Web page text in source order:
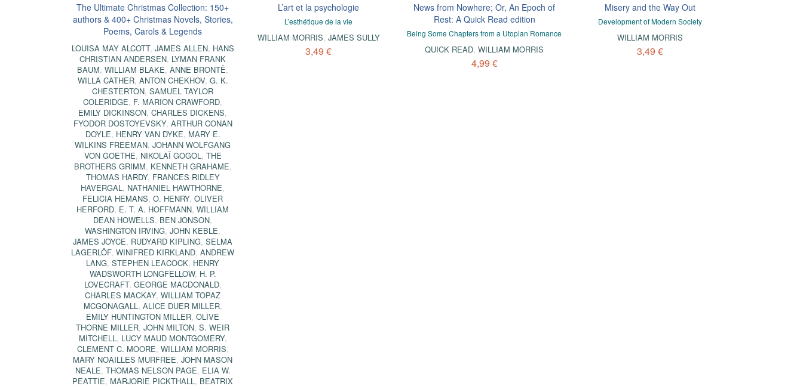
The Ultimate Christmas Collection: 150+
authors & 400+ Christmas Novels, Stories,
Poems, Carols & Legends
LOUISA MAY ALCOTT, JAMES ALLEN, HANS
CHRISTIAN ANDERSEN, LYMAN FRANK
BAUM,WILLIAM BLAKE,ANNE BRONTË,
WILLA CATHER, ANTON CHEKHOV, G. K.
CHESTERTON,SAMUEL TAYLOR
COLERIDGE, F. MARION CRAWFORD,
EMILY DICKINSON,CHARLES DICKENS,
FYODOR DOSTOYEVSKY, ARTHUR CONAN
DOYLE, HENRY VAN DYKE, MARY E.
WILKINS FREEMAN,JOHANN WOLFGANG
VON GOETHE, NIKOLAÏ GOGOL , THE
BROTHERS GRIMM, KENNETH GRAHAME,
THOMAS HARDY, FRANCES RIDLEY
HAVERGAL , NATHANIEL HAWTHORNE,
FELICIA HEMANS,O. HENRY,OLIVER
HERFORD, E. T. A. HOFFMANN,WILLIAM
DEAN HOWELLS, BEN JONSON,
WASHINGTON IRVING,JOHN KEBLE,
JAMES JOYCE, RUDYARD KIPLING,SELMA
LAGERLÖF,WINIFRED KIRKLAND,ANDREW
LANG,STEPHEN LEACOCK, HENRY
WADSWORTH LONGFELLOW, H. P.
LOVECRAFT, GEORGE MACDONALD,
CHARLES MACKAY,WILLIAM TOPAZ
MCGONAGALL , ALICE DUER MILLER,
EMILY HUNTINGTON MILLER,OLIVE
THORNE MILLER,JOHN MILTON,S. WEIR
MITCHELL , LUCY MAUD MONTGOMERY,
CLEMENT C. MOORE, WILLIAM MORRIS,
MARY NOAILLES MURFREE,JOHN MASON
NEALE, THOMAS NELSON PAGE, ELIA W.
PEATTIE, MARJORIE PICKTHALL , BEATRIX
L’art et la psychologie
L’esthétique de la vie
WILLIAM MORRIS, JAMES SULLY
3,49 €
News from Nowhere; Or, An Epoch of
Rest: A Quick Read edition
Being Some Chapters from a Utopian Romance
QUICK READ,WILLIAM MORRIS
4,99 €
Misery and the Way Out
Development of Modern Society
WILLIAM MORRIS
3,49 €